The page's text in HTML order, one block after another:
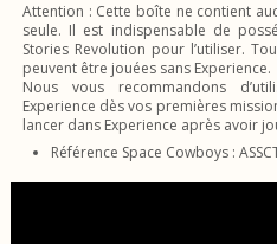
Attention : Cette boîte ne contient
seule. Il est indispensable de
Stories Revolution pour l’utiliser.
peuvent être jouées sans Experience.
Nous vous recommandons
Experience dès vos premières
lancer dans Experience après avoir
Référence Space Cowboys :